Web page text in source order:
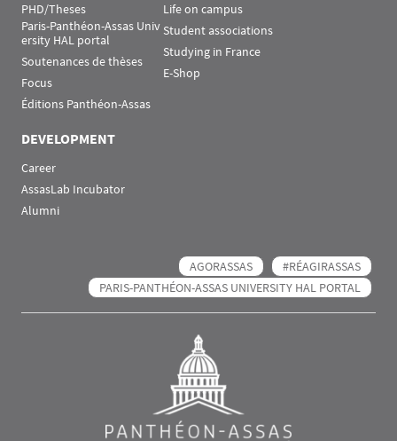
PHD/Theses
Paris-Panthéon-Assas Univ
ersity HAL portal
Soutenances de thèses
Focus
Éditions Panthéon-Assas
Life on campus
Student associations
Studying in France
E-Shop
DEVELOPMENT
Career
AssasLab Incubator
Alumni
AGORASSAS
#RÉAGIRASSAS
PARIS-PANTHÉON-ASSAS UNIVERSITY HAL PORTAL